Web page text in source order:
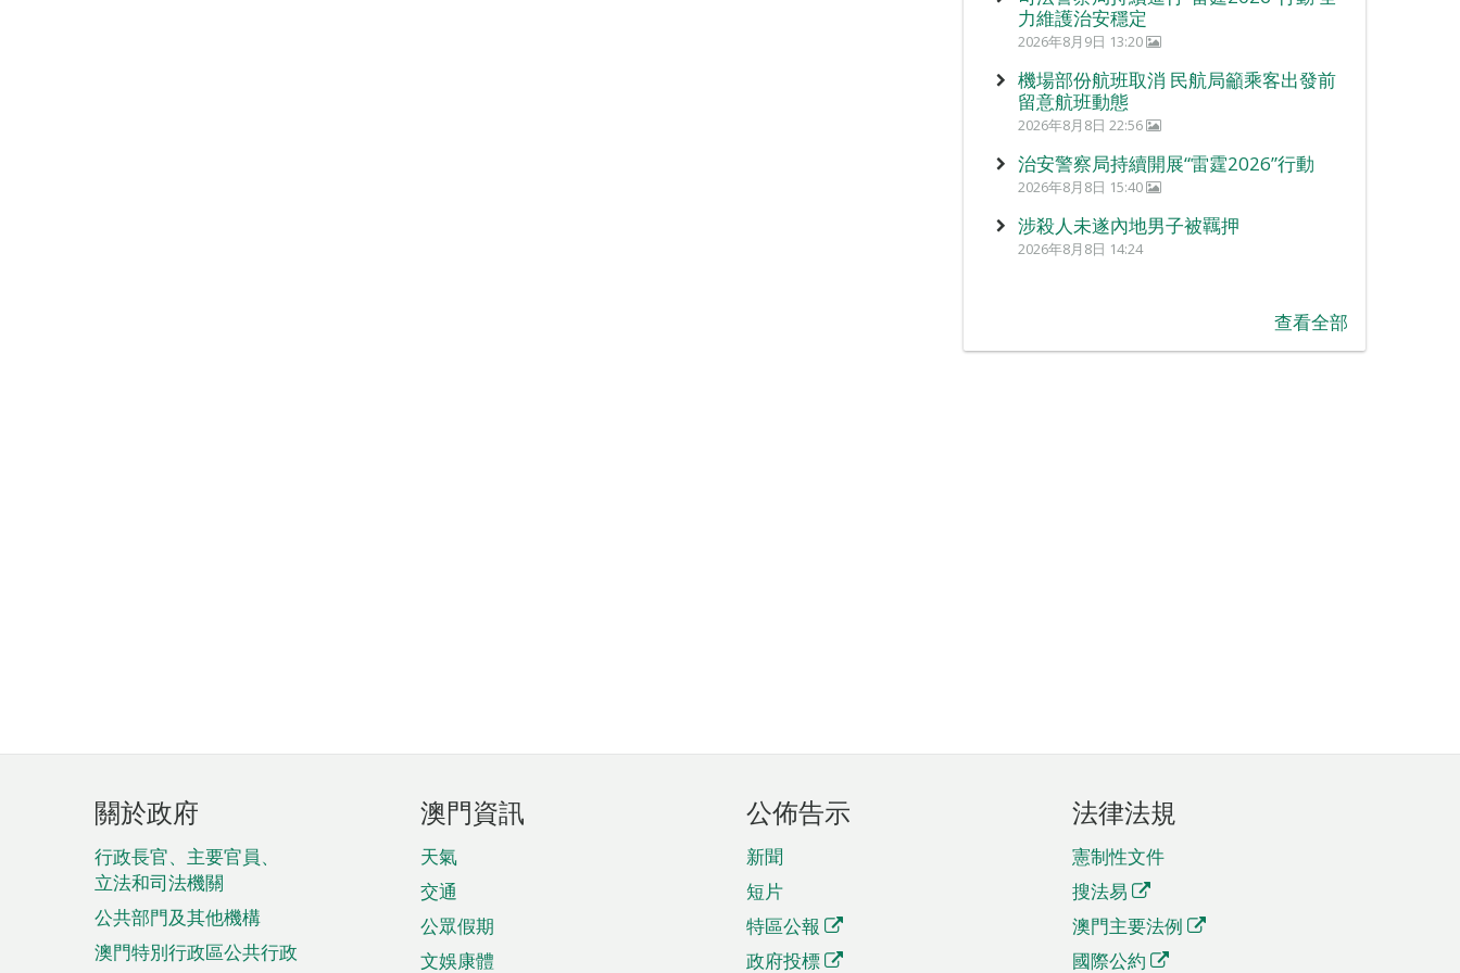
力維護治安穩定
2026年8月9日 13:20
機場部份航班取消 民航局籲乘客出發前
留意航班動態
2026年8月8日 22:56
治安警察局持續開展“雷霆2026”行動
2026年8月8日 15:40
涉殺人未遂內地男子被羈押
2026年8月8日 14:24
查看全部
頁
腳
菜
單
關於政府
行政長官、主要官員、
立法和司法機關
公共部門及其他機構
澳門特別行政區公共行政
澳門資訊
天氣
交通
公眾假期
文娛康體
公佈告示
新聞
短片
特區公報
政府投標
法律法規
憲制性文件
搜法易
澳門主要法例
國際公約